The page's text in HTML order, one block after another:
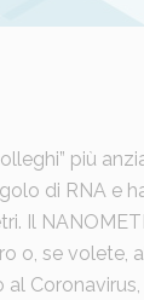
più
di RNA e
Il
o, se volete,